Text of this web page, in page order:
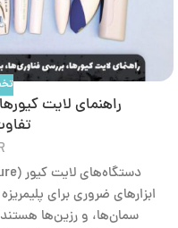
راهنمای لایت
ابزارهای ضروری برای
سمان‌ها، و رزین‌ها